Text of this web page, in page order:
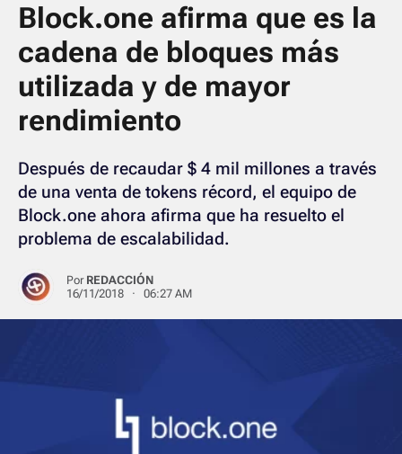
Block.one afirma que es la
cadena de bloques más
utilizada y de mayor
rendimiento
Después de recaudar $ 4 mil millones a través
de una venta de tokens récord, el equipo de
Block.one ahora afirma que ha resuelto el
problema de escalabilidad.
Por REDACCIÓN
16/11/2018 · 06:27 AM